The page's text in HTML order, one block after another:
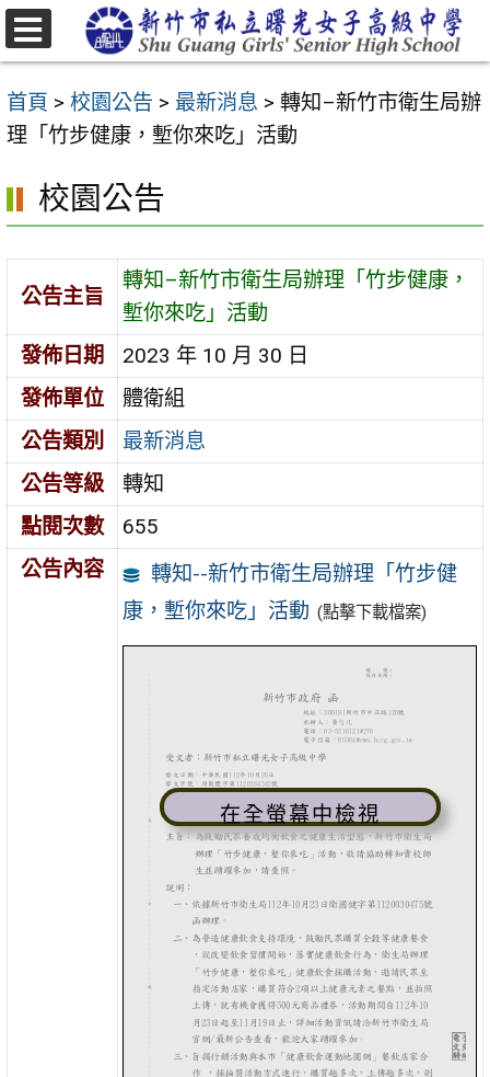
跳
至
要
內
區
首頁 > 校園公告 > 最新消息 > 轉知–新竹市衛生局辦
理「竹步健康，塹你來吃」活動
校園公告
公告主旨
轉知–新竹市衛生局辦理「竹步健康，
塹你來吃」活動
發佈日期
2023 年 10 月 30 日
發佈單位
體衛組
公告類別
最新消息
公告等級
轉知
點閱次數
655
公告內容
轉知--新竹市衛生局辦理「竹步健
康，塹你來吃」活動 (點擊下載檔案)
在全螢幕中檢視
選
單